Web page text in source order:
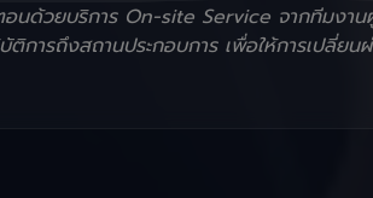
อนด้วยบริการ On-site Service จากทีมงา
การถึงสถานประกอบการ เพื่อให้การเปลี่ยน